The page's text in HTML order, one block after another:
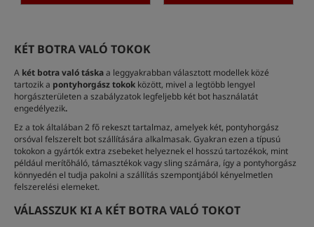
KÉT BOTRA VALÓ TOKOK
A két botra való táskaa leggyakrabban választott modellek közé
tartozik a pontyhorgász tokok között, mivel a legtöbb lengyel
horgászterületen a szabályzatok legfeljebb két bot használatát
engedélyezik.
Ez a tok általában 2 fő rekeszt tartalmaz, amelyek két, pontyhorgász
orsóval felszerelt bot szállítására alkalmasak. Gyakran ezen a típusú
tokokon a gyártók extra zsebeket helyeznek el hosszú tartozékok, mint
például merítőháló, támasztékok vagy sling számára, így a pontyhorgász
könnyedén el tudja pakolni a szállítás szempontjából kényelmetlen
felszerelési elemeket.
VÁLASSZUK KI A KÉT BOTRA VALÓ TOKOT